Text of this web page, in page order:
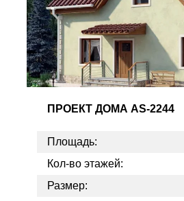
ПРОЕКТ ДОМА AS-2244
Площадь:
Кол-во этажей:
Размер: